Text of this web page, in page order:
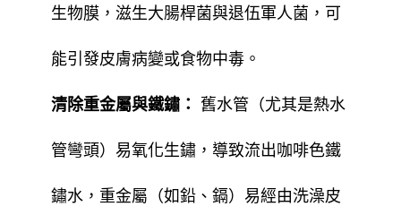
生物膜，滋生大腸桿菌與退伍軍人菌，可
能引發皮膚病變或食物中毒。
清除重金屬與鐵鏽： 舊水管（尤其是熱水
管彎頭）易氧化生鏽，導致流出咖啡色鐵
鏽水，重金屬（如鉛、鎘）易經由洗澡皮